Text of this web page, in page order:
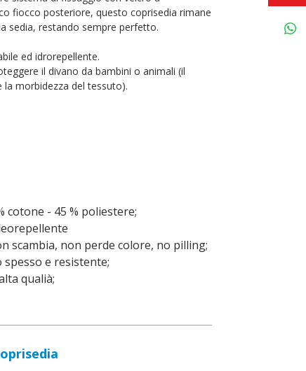
fiocco posteriore, questo coprisedia rimane
sedia, restando sempre perfetto.
ed idrorepellente.
il divano da bambini o animali (il
morbidezza del tessuto).
cotone - 45 % poliestere;
scambia, non perde colore, no pilling;
spesso e resistente;
qualià;